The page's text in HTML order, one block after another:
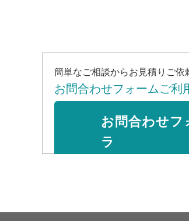
簡単なご相談からお見積りご依
お問合わせフォームご利
お問合わせフ
ラ